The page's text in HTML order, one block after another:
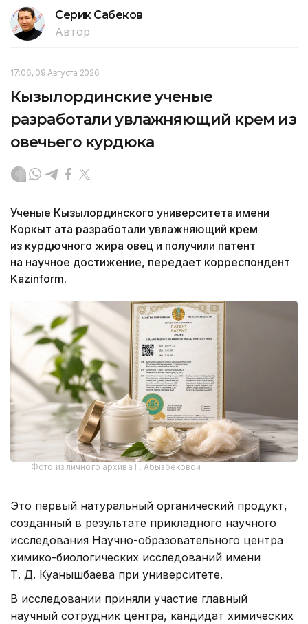
Серик Сабеков
Автор
17:06, 09 Августа 2026
Кызылординские ученые
разработали увлажняющий крем из
овечьего курдюка
Ученые Кызылординского университета имени
Коркыт ата разработали увлажняющий крем
из курдючного жира овец и получили патент
на научное достижение, передает корреспондент
Kazinform.
Фото из личного архива Г. Абызбековой
Это первый натуральный органический продукт,
созданный в результате прикладного научного
исследования Научно-образовательного центра
химико-биологических исследований имени
Т. Д. Куанышбаева при университете.
В исследовании приняли участие главный
научный сотрудник центра, кандидат химических